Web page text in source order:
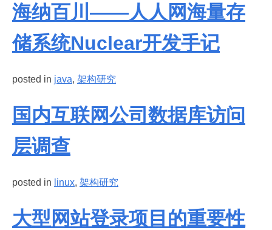
海纳百川——人人网海量存
储系统Nuclear开发手记
posted in java, 架构研究
国内互联网公司数据库访问
层调查
posted in linux, 架构研究
大型网站登录项目的重要性